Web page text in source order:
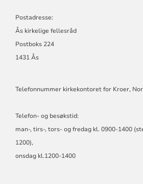
Postadresse:
Ås kirkelige fellesråd
Postboks 224
1431 Ås
Telefonnummer kirkekontoret for Kroer,
Telefon- og besøkstid:
man-, tirs-, tors- og fredag kl. 0900-1400
1200),
onsdag kl.1200-1400